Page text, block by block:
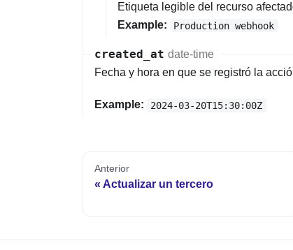
Etiqueta legible del recurso
Example:
Production webhook
created_at date-time
Fecha y hora en que se registró la
Example: 2024-03-20T15:30:00Z
Anterior
Actualizar un tercero